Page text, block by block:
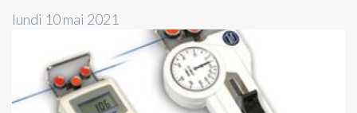
lundi 10 mai 2021